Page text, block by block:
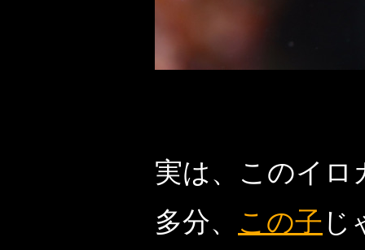
実は、このイロ
多分、
この子 じ